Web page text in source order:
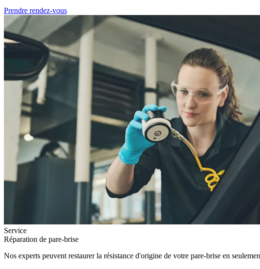
Prendre rendez-vous
Service
Réparation de pare-brise
Nos experts peuvent restaurer la résistance d'origine de votre pare-brise en